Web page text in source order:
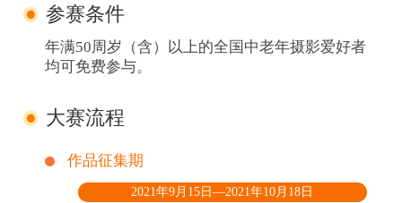
参赛条件
年满50周岁（含）以上的全国中老年摄影爱好者
均可免费参与。
大赛流程
作品征集期
2021年9月15日—2021年10月18日